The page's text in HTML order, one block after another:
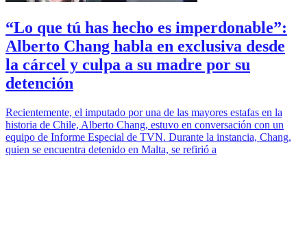
“Lo que tú has hecho es imperdonable”:
Alberto Chang habla en exclusiva desde
la cárcel y culpa a su madre por su
detención
Recientemente, el imputado por una de las mayores estafas en la
historia de Chile, Alberto Chang, estuvo en conversación con un
equipo de Informe Especial de TVN. Durante la instancia, Chang,
quien se encuentra detenido en Malta, se refirió a